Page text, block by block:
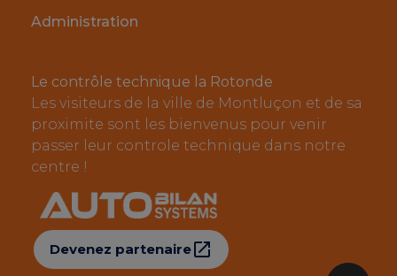
Administration
Le contrôle technique la Rotonde
Les visiteurs de la ville de Montluçon et de sa
proximite sont les bienvenus pour venir
passer leur controle technique dans notre
centre !
Devenez partenaire